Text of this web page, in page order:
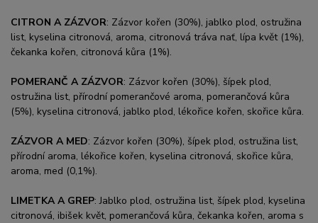
CITRON A ZÁZVOR: Zázvor kořen (30%), jablko plod, ostružina
list, kyselina citronová, aroma, citronová tráva nať, lípa květ (1%),
čekanka kořen, citronová kůra (1%).
POMERANČ A ZÁZVOR: Zázvor kořen (30%), šípek plod,
ostružina list, přírodní pomerančové aroma, pomerančová kůra
(5%), kyselina citronová, jablko plod, lékořice kořen, skořice kůra.
ZÁZVOR A MED: Zázvor kořen (30%), šípek plod, ostružina list,
přírodní aroma, lékořice kořen, kyselina citronová, skořice kůra,
aroma, med (0,1%).
LIMETKA A GREP: Jablko plod, ostružina list, šípek plod, kyselina
citronová, ibišek květ, pomerančová kůra, čekanka kořen, aroma s